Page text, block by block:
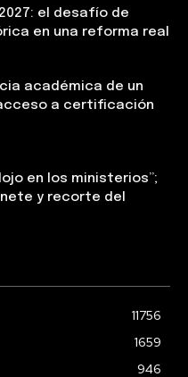
el desafío de
en una reforma real
académica de un
a certificación
en los ministerios”;
y recorte del
11756
1659
946